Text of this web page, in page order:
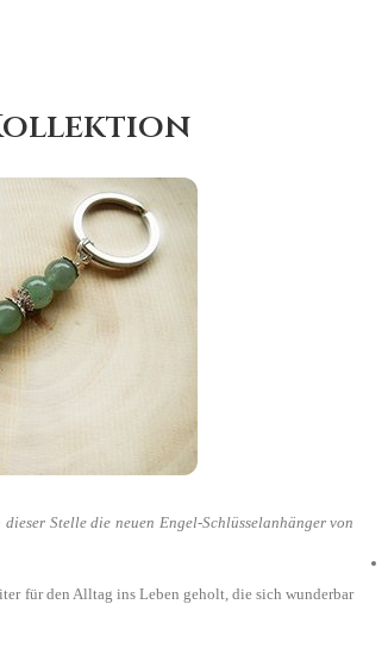
Stelle die neuen Engel-Schlüsselanhänger von
für den Alltag ins Leben geholt, die sich wunderbar